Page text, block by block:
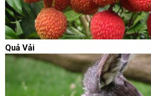
Quả Vải